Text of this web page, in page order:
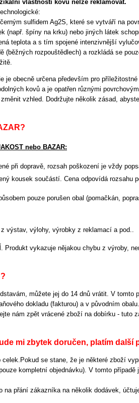
vlastnosti kovů nelze reklamovat.
sulfidem Ag2S, které se vytváří na
(např. špíny na krku) nebo jiných látek
teplota a s tím spojené intenzivnější
(běžných rozpouštědlech) a rozkládá se
je obecně určena především pro
kovů a je opatřen různými
vzhled. Dodržujte několik zásad,
nebo BAZAR:
při dopravě, rozsah poškození je vždy
kousek součástí. Cena odpovídá rozsahu
pouze porušen obal (pomačkán,
výstav, výlohy, výrobky z reklamací a pod..
. Produkt vykazuje nějakou chybu z výroby,
můžete jej do 14 dnů vrátit. V
dokladu (fakturou) a v původním
nám zpět vrácené zboží na dobírku - tuto
mi zbytek doručen, platím další
se stane, že je některé zboží
kompletní objednávku). V tomto
na přání zákazníka na několik dodávek,